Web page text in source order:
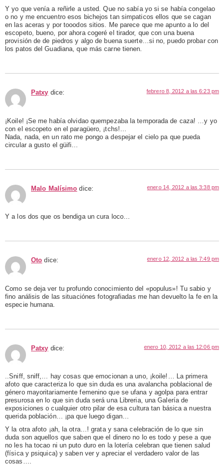
Y yo que venía a reñirle a usted. Que no sabía yo si se había congelao
o no y me encuentro esos bichejos tan simpaticos ellos que se cagan
en las aceras y por tooodos sitios. Me parece que me apunto a lo del
escopeto, bueno, por ahora cogeré el tirador, que con una buena
provisión de de piedros y algo de buena suerte…si no, puedo probar con
los patos del Guadiana, que más carne tienen.
Patxy dice: febrero 8, 2012 a las 6:23 pm
¡Koile! ¡Se me había olvidao quempezaba la temporada de caza! …y yo
con el escopeto en el paragüero, ¡tchs!…
Nada, nada, en un rato me pongo a despejar el cielo pa que pueda
circular a gusto el güifi…
Malo Malísimo dice: enero 14, 2012 a las 3:38 pm
Y a los dos que os bendiga un cura loco…
Oto dice: enero 12, 2012 a las 7:49 pm
Como se deja ver tu profundo conocimiento del «populus»! Tu sabio y
fino análisis de las situaciónes fotografiadas me han devuelto la fe en la
especie humana.
Patxy dice: enero 10, 2012 a las 12:06 pm
..Sniff, sniff,… hay cosas que emocionan a uno, ¡koile!… La primera
afoto que caracteriza lo que sin duda es una avalancha poblacional de
género mayoritariamente femenino que se ufana y agolpa para entrar
presurosa en lo que sin duda será una Libreria, una Galería de
exposiciones o cualquier otro pilar de esa cultura tan básica a nuestra
querida población… ¡pa que luego digan…
Y la otra afoto ¡ah, la otra…! grata y sana celebración de lo que sin
duda son aquellos que saben que el dinero no lo es todo y pese a que
no les ha tocao ni un puto duro en la lotería celebran que tienen salud
(física y psiquica) y saben ver y apreciar el verdadero valor de las
cosas….